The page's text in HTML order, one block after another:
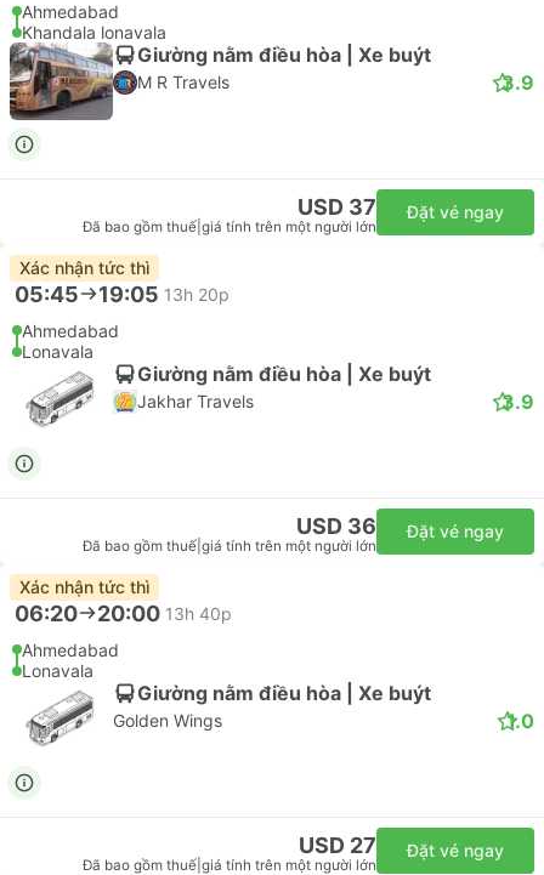
Ahmedabad
Khandala lonavala
Giường nằm điều hòa | Xe buýt
M R Travels 3.9
USD 37
Đã bao gồm thuế giá tính trên một người lớn
Đặt vé ngay
Xác nhận tức thì
05:45 19:05 13h 20p
Ahmedabad
Lonavala
Giường nằm điều hòa | Xe buýt
Jakhar Travels 3.9
USD 36
Đã bao gồm thuế giá tính trên một người lớn
Đặt vé ngay
Xác nhận tức thì
06:20 20:00 13h 40p
Ahmedabad
Lonavala
Giường nằm điều hòa | Xe buýt
Golden Wings 1.0
USD 27
Đã bao gồm thuế giá tính trên một người lớn
Đặt vé ngay